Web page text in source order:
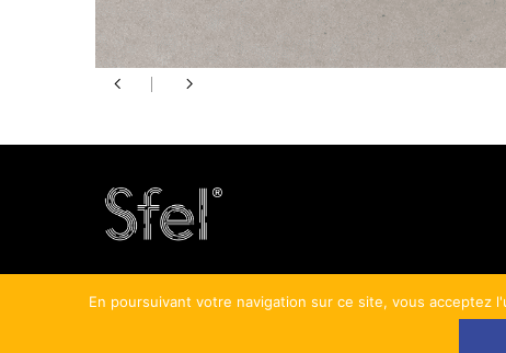
En poursuivant votre navigation sur ce site, vous acceptez